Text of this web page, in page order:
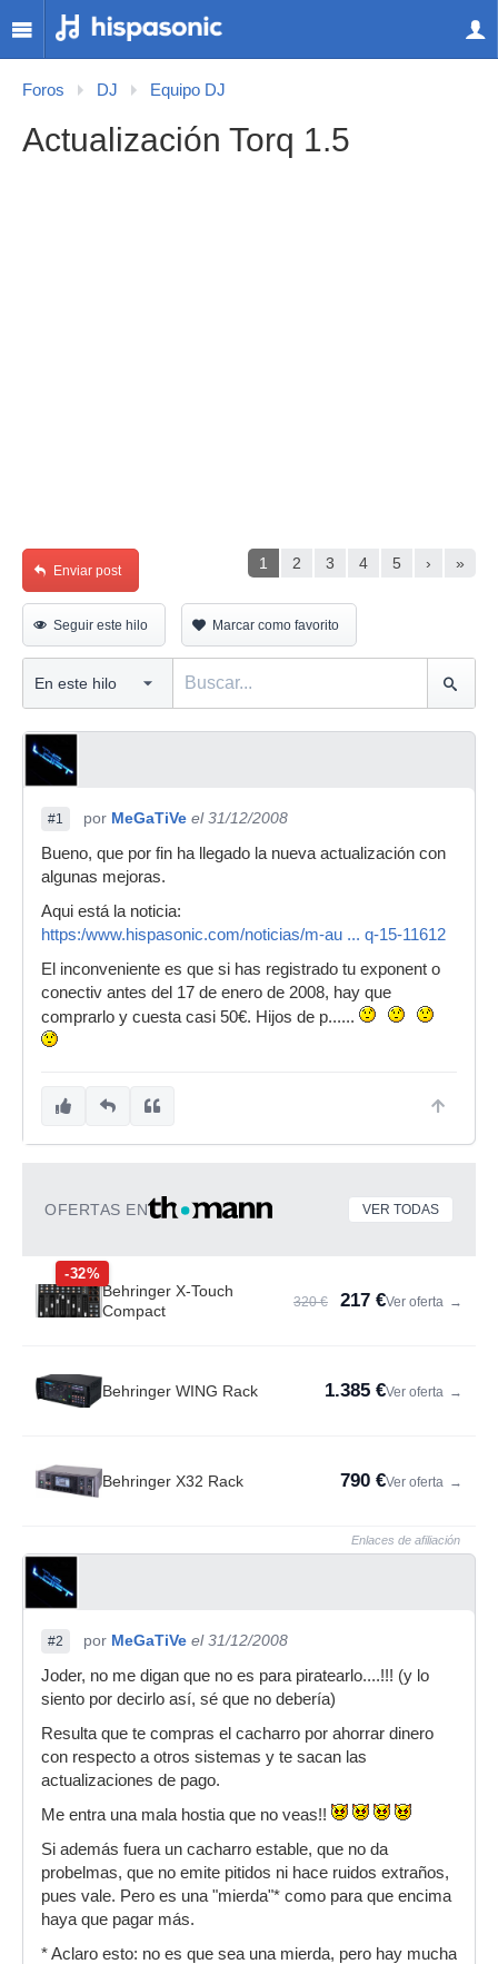
Foros DJ Equipo DJ
Actualización Torq 1.5
1 2 3 4 5 › »
Enviar post
Seguir este hilo Marcar como favorito
#1 por MeGaTiVe el 31/12/2008
Bueno, que por fin ha llegado la nueva actualización con
algunas mejoras.
Aqui está la noticia:
https:/www.hispasonic.com/noticias/m-au ... q-15-11612
El inconveniente es que si has registrado tu exponent o
conectiv antes del 17 de enero de 2008, hay que
comprarlo y cuesta casi 50€. Hijos de p......
OFERTAS EN VER TODAS
-32%
Behringer X-Touch
Compact
320 € 217 €Ver oferta →
Behringer WING Rack 1.385 €Ver oferta →
Behringer X32 Rack 790 €Ver oferta →
Enlaces de afiliación
#2 por MeGaTiVe el 31/12/2008
Joder, no me digan que no es para piratearlo....!!! (y lo
siento por decirlo así, sé que no debería)
Resulta que te compras el cacharro por ahorrar dinero
con respecto a otros sistemas y te sacan las
actualizaciones de pago.
Me entra una mala hostia que no veas!!
Si además fuera un cacharro estable, que no da
probelmas, que no emite pitidos ni hace ruidos extraños,
pues vale. Pero es una "mierda"* como para que encima
haya que pagar más.
* Aclaro esto: no es que sea una mierda, pero hay mucha